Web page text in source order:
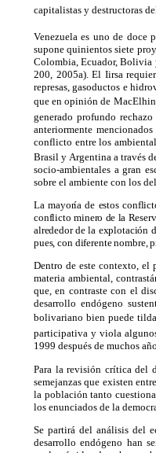
capitalistas y destructoras
Venezuela es uno de doce
supone quinientos siete
Colombia, Ecuador, Bolivia
200, 2005a). El Iirsa
represas, gasoductos e
que en opinión de
generado profundo
anteriormente
conflicto entre los
Brasil y Argentina a través
socio-ambientales a gran
sobre el ambiente con los
La mayoría de estos
conflicto minero de la
alrededor de la explotación
pues, con diferente nombre,
Dentro de este contexto, el
materia ambiental,
que, en contraste con el
desarrollo endógeno
bolivariano bien puede
participativa y viola
1999 después de muchos
Para la revisión crítica del
semejanzas que existen
la población tanto
los enunciados de la
Se partirá del análisis del
desarrollo endógeno han